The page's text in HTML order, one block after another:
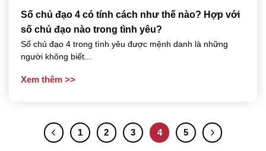
Số chủ đạo 4 có tính cách như thế nào? Hợp với
số chủ đạo nào trong tình yêu?
Số chủ đạo 4 trong tình yêu được mệnh danh là những
người không biết...
Xem thêm
1 2 3 4 5